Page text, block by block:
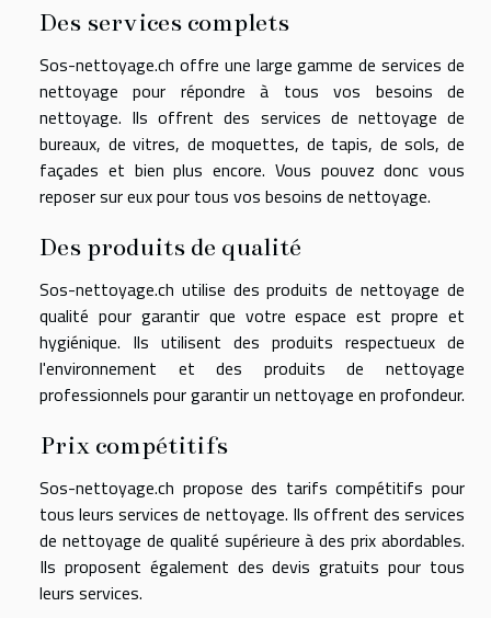
Des services complets
Sos-nettoyage.ch offre une large gamme de services de
nettoyage pour répondre à tous vos besoins de
nettoyage. Ils offrent des services de nettoyage de
bureaux, de vitres, de moquettes, de tapis, de sols, de
façades et bien plus encore. Vous pouvez donc vous
reposer sur eux pour tous vos besoins de nettoyage.
Des produits de qualité
Sos-nettoyage.ch utilise des produits de nettoyage de
qualité pour garantir que votre espace est propre et
hygiénique. Ils utilisent des produits respectueux de
l'environnement et des produits de nettoyage
professionnels pour garantir un nettoyage en profondeur.
Prix compétitifs
Sos-nettoyage.ch propose des tarifs compétitifs pour
tous leurs services de nettoyage. Ils offrent des services
de nettoyage de qualité supérieure à des prix abordables.
Ils proposent également des devis gratuits pour tous
leurs services.